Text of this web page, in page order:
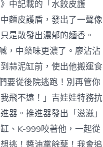
中記載的「水餃皮護
麵皮護盾，發出了一聲像
是散發出濃郁的麵香。
，中藥味更濃了。廖沾沾
蒜泥缸前，使出他搬運食
要從後院逃跑！別再管你
飛不遠！」吉娃娃特務抗
器。推進器發出「滋滋」
、K-999咬著他，一起從
逃！醬油黨餘孽！我會追